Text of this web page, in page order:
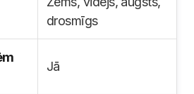
drosmīgs
Jā